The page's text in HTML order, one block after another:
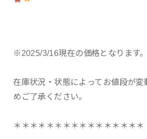
※2025/3/16現在の価格となります。
在庫状況・状態によってお値段が変
めご了承ください。
＊＊＊＊＊＊＊＊＊＊＊＊＊＊＊＊